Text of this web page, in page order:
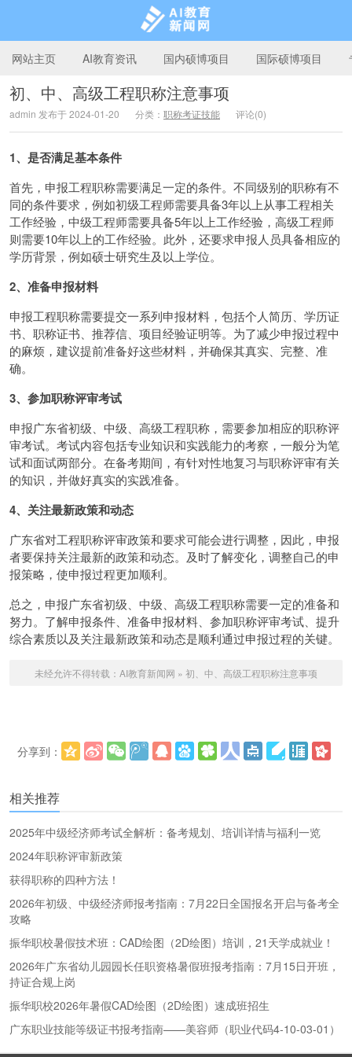
AI教育新闻网
网站主页 AI教育资讯 国内硕博项目 国际硕博项目
初、中、高级工程职称注意事项
admin 发布于 2024-01-20 分类： 职称考证技能 评论(0)
1、是否满足基本条件
首先，申报工程职称需要满足一定的条件。不同级别的职称有不
同的条件要求，例如初级工程师需要具备3年以上从事工程相关
工作经验，中级工程师需要具备5年以上工作经验，高级工程师
则需要10年以上的工作经验。此外，还要求申报人员具备相应的
学历背景，例如硕士研究生及以上学位。
2、准备申报材料
申报工程职称需要提交一系列申报材料，包括个人简历、学历证
书、职称证书、推荐信、项目经验证明等。为了减少申报过程中
的麻烦，建议提前准备好这些材料，并确保其真实、完整、准
确。
3、参加职称评审考试
申报广东省初级、中级、高级工程职称，需要参加相应的职称评
审考试。考试内容包括专业知识和实践能力的考察，一般分为笔
试和面试两部分。在备考期间，有针对性地复习与职称评审有关
的知识，并做好真实的实践准备。
4、关注最新政策和动态
广东省对工程职称评审政策和要求可能会进行调整，因此，申报
者要保持关注最新的政策和动态。及时了解变化，调整自己的申
报策略，使申报过程更加顺利。
总之，申报广东省初级、中级、高级工程职称需要一定的准备和
努力。了解申报条件、准备申报材料、参加职称评审考试、提升
综合素质以及关注最新政策和动态是顺利通过申报过程的关键。
未经允许不得转载： AI教育新闻网 » 初、中、高级工程职称注意事项
分享到：
相关推荐
2025年中级经济师考试全解析：备考规划、培训详情与福利一览
2024年职称评审新政策
获得职称的四种方法！
2026年初级、中级经济师报考指南：7月22日全国报名开启与备考全
攻略
振华职校暑假技术班：CAD绘图（2D绘图）培训，21天学成就业！
2026年广东省幼儿园园长任职资格暑假班报考指南：7月15日开班，
持证合规上岗
振华职校2026年暑假CAD绘图（2D绘图）速成班招生
广东职业技能等级证书报考指南——美容师（职业代码4-10-03-01）